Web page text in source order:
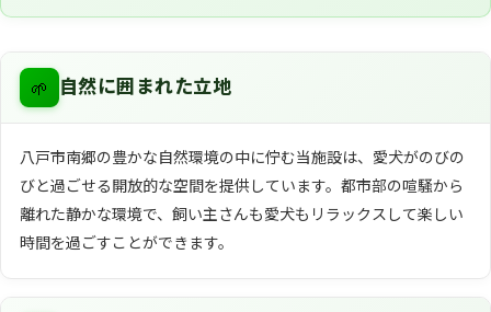
🌱 自然に囲まれた立地
八戸市南郷の豊かな自然環境の中に佇む当施設は、愛犬がのびの
びと過ごせる開放的な空間を提供しています。都市部の喧騒から
離れた静かな環境で、飼い主さんも愛犬もリラックスして楽しい
時間を過ごすことができます。